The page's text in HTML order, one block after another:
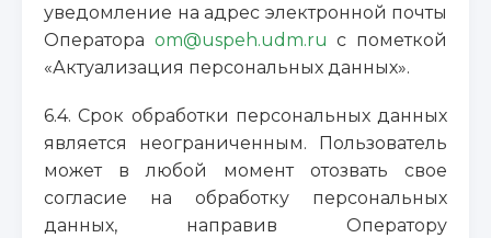
уведомление на адрес электронной почты
Оператора om@uspeh.udm.ru с пометкой
«Актуализация персональных данных».
6.4. Срок обработки персональных данных
является неограниченным. Пользователь
может в любой момент отозвать свое
согласие на обработку персональных
данных, направив Оператору